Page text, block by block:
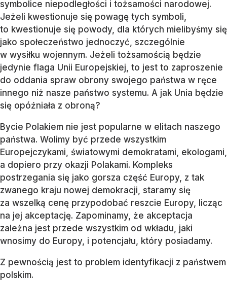
symbolice niepodległości i tożsamości narodowej.
Jeżeli kwestionuje się powagę tych symboli,
to kwestionuje się powody, dla których mielibyśmy się
jako społeczeństwo jednoczyć, szczególnie
w wysiłku wojennym. Jeżeli tożsamością będzie
jedynie flaga Unii Europejskiej, to jest to zaproszenie
do oddania spraw obrony swojego państwa w ręce
innego niż nasze państwo systemu. A jak Unia będzie
się opóźniała z obroną?
Bycie Polakiem nie jest popularne w elitach naszego
państwa. Wolimy być przede wszystkim
Europejczykami, światowymi demokratami, ekologami,
a dopiero przy okazji Polakami. Kompleks
postrzegania się jako gorsza część Europy, z tak
zwanego kraju nowej demokracji, staramy się
za wszelką cenę przypodobać reszcie Europy, licząc
na jej akceptację. Zapominamy, że akceptacja
zależna jest przede wszystkim od wkładu, jaki
wnosimy do Europy, i potencjału, który posiadamy.
Z pewnością jest to problem identyfikacji z państwem
polskim.